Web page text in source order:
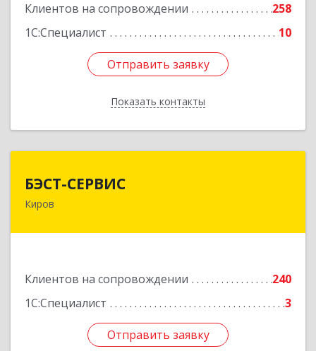
Клиентов на сопровождении
258
1С:Специалист
10
Отправить заявку
Показать контакты
Отправить заявку
Назад
БЭСТ-СЕРВИС
Киров
Клиентов на сопровождении
240
1С:Специалист
3
Отправить заявку
Отправить заявку